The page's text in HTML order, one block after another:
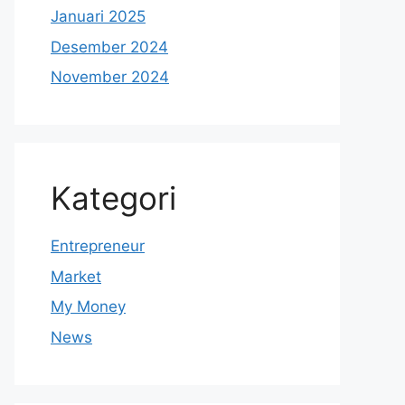
Januari 2025
Desember 2024
November 2024
Kategori
Entrepreneur
Market
My Money
News